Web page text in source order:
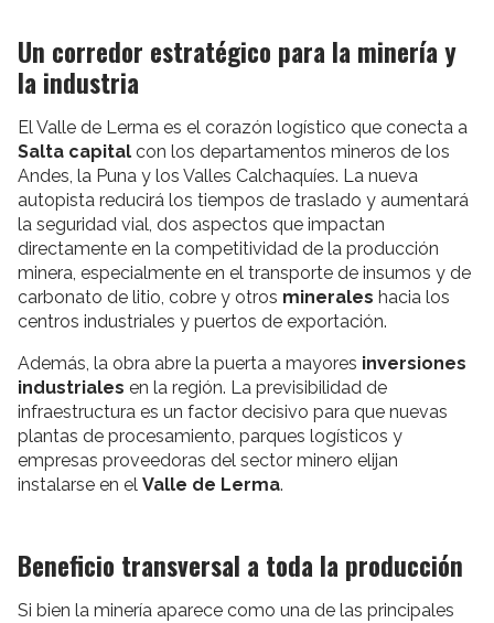
Un corredor estratégico para la minería y
la industria
El Valle de Lerma es el corazón logístico que conecta a
Salta capital con los departamentos mineros de los
Andes, la Puna y los Valles Calchaquíes. La nueva
autopista reducirá los tiempos de traslado y aumentará
la seguridad vial, dos aspectos que impactan
directamente en la competitividad de la producción
minera, especialmente en el transporte de insumos y de
carbonato de litio, cobre y otros minerales hacia los
centros industriales y puertos de exportación.
Además, la obra abre la puerta a mayores inversiones
industriales en la región. La previsibilidad de
infraestructura es un factor decisivo para que nuevas
plantas de procesamiento, parques logísticos y
empresas proveedoras del sector minero elijan
instalarse en el Valle de Lerma.
Beneficio transversal a toda la producción
Si bien la minería aparece como una de las principales